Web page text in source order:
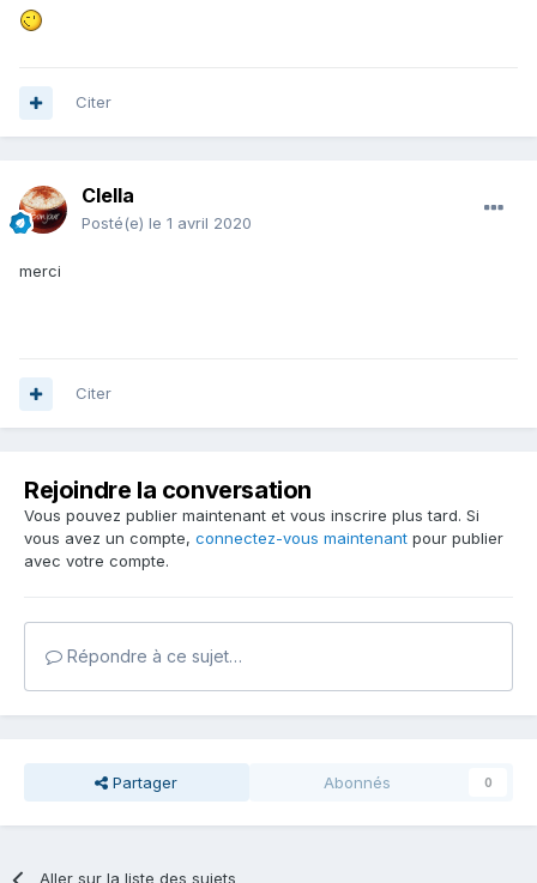
Citer
Clella
Posté(e) le 1 avril 2020
merci
Citer
Rejoindre la conversation
Vous pouvez publier maintenant et vous inscrire plus tard. Si
vous avez un compte, connectez-vous maintenant pour publier
avec votre compte.
Répondre à ce sujet…
Partager Abonnés 0
Aller sur la liste des sujets